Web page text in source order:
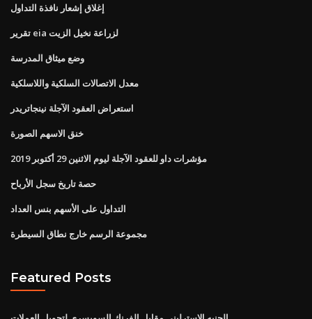
إغلاق إشعار نافذة التداول
تقرير eia لزراعة نخيل الزيت
وضع ميثاق المدرسة
معدل الاتصالات السلكية واللاسلكية
استعراض العقود الآجلة نينجاتريدر
خنق الاسهم الصورة
مؤشرات داو للعقود الآجلة ليوم الاثنين 29 أكتوبر 2019
حصة تاريخ سجل الأرباح
التداول على الأسهم بنس العداد
مجموعة الرسم خارج نطاق السيطرة
Featured Posts